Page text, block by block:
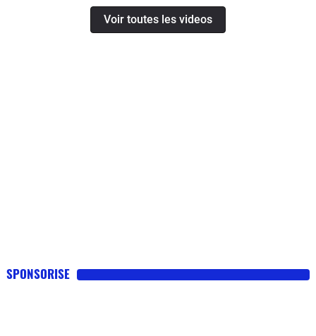
Voir toutes les videos
SPONSORISE